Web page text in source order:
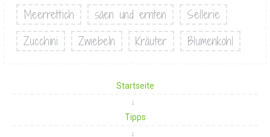
Meerrettich säen und ernten
Sellerie
Zucchini
Zwiebeln Kräuter Blumenkohl
Startseite
Tipps